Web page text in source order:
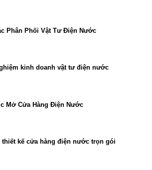
Phân Phối Vật Tư Điện Nước
kinh doanh vật tư điện nước
Mở Cửa Hàng Điện Nước
thiết kế cửa hàng điện nước trọn gói